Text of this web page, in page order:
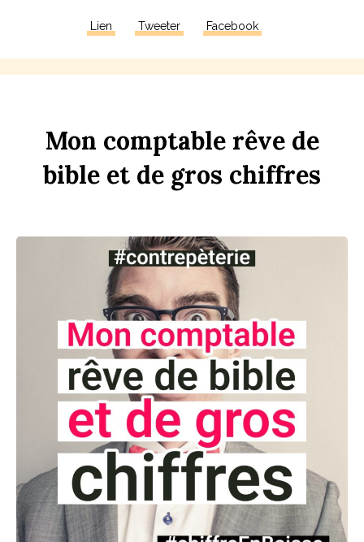
Lien Tweeter Facebook
Mon comptable rêve de
bible et de gros chiffres